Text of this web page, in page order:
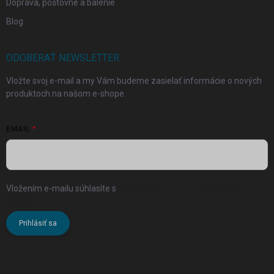
Doprava, poštovné a balenie
Blog
ODOBERAŤ NEWSLETTER
Vložte svoj e-mail a my Vám budeme zasielať informácie o nových
produktoch na našom e-shope.
Vložením e-mailu súhlasíte s
Prihlásiť sa